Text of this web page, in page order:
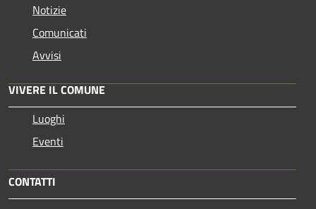
Notizie
Comunicati
Avvisi
VIVERE IL COMUNE
Luoghi
Eventi
CONTATTI